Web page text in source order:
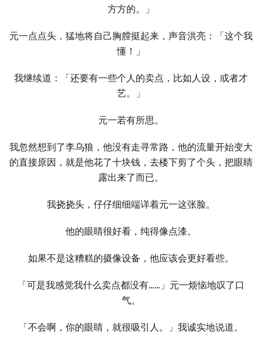
方方的。」
元⼀点点头，猛地将自己胸膛挺起来，声音洪亮：「这个我
懂！」
我继续道：「还要有⼀些个⼈的卖点，比如⼈设，或者才
艺。」
元⼀若有所思。
我忽然想到了李乌狼，他没有走寻常路，他的流量开始变⼤
的直接原因，就是他花了十块钱，去楼下剪了个头，把眼睛
露出来了而已。
我挠挠头，仔仔细细端详着元⼀这张脸。
他的眼睛很好看，纯得像点漆。
如果不是这糟糕的摄像设备，他应该会更好看些。
「可是我感觉我什么卖点都没有……」元⼀烦恼地叹了口
气。
「不会啊，你的眼睛，就很吸引⼈。」我诚实地说道。